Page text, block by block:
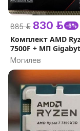
885 р. 830 р. -6%
Комплект AMD
7500F + МП
Eagle ( гарантия )
Могилев